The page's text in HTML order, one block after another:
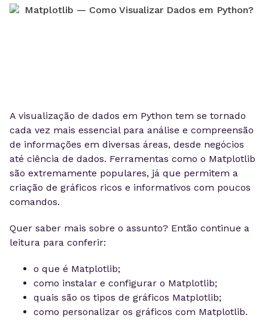
A visualização de dados em Python tem se tornado
cada vez mais essencial para análise e compreensão
de informações em diversas áreas, desde negócios
até ciência de dados. Ferramentas como o Matplotlib
são extremamente populares, já que permitem a
criação de gráficos ricos e informativos com poucos
comandos.
Quer saber mais sobre o assunto? Então continue a
leitura para conferir:
o que é Matplotlib;
como instalar e configurar o Matplotlib;
quais são os tipos de gráficos Matplotlib;
como personalizar os gráficos com Matplotlib.